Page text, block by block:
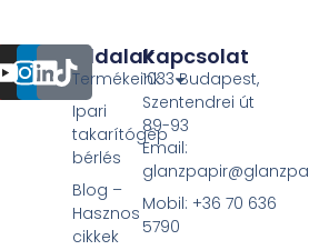
Oldalak
Termékeink
Ipari
takarítógép
bérlés
Blog –
Hasznos
cikkek
Kapcsolat
1033 Budapest,
Szentendrei út
89-93
Email:
Mobil: +36 70 636
5790